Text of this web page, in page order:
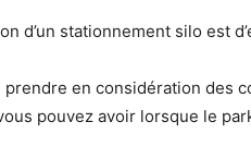
d’un stationnement silo est
en considération des
pouvez avoir lorsque le